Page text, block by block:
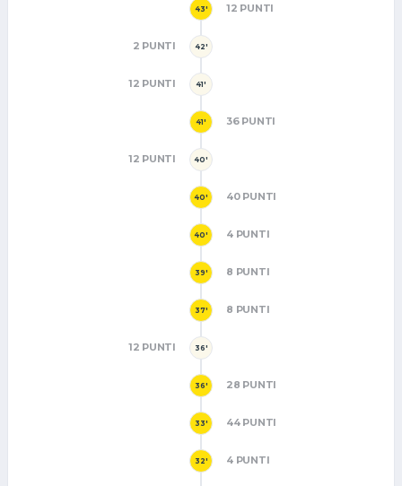
43' 12 PUNTI
42'
2 PUNTI
41'
12 PUNTI
41' 36 PUNTI
40'
12 PUNTI
40' 40 PUNTI
40' 4 PUNTI
39' 8 PUNTI
37' 8 PUNTI
36'
12 PUNTI
36' 28 PUNTI
33' 44 PUNTI
32' 4 PUNTI